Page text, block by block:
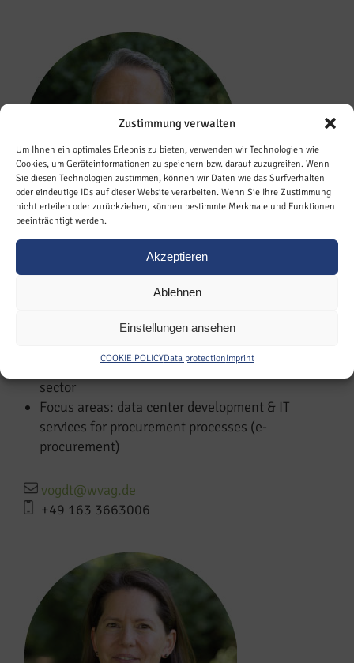
Zustimmung verwalten
Um Ihnen ein optimales Erlebnis zu bieten, verwenden wir Technologien wie
Cookies, um Geräteinformationen zu speichern bzw. darauf zuzugreifen. Wenn
Sie diesen Technologien zustimmen, können wir Daten wie das Surfverhalten
oder eindeutige IDs auf dieser Website verarbeiten. Wenn Sie Ihre Zustimmung
nicht erteilen oder zurückziehen, können bestimmte Merkmale und Funktionen
beeinträchtigt werden.
Akzeptieren
Ablehnen
Einstellungen ansehen
COOKIE POLICYData protectionImprint
More than 20 years of experience in the energy
sector
Focus areas: data center development & IT
services for procurement processes (e-
procurement)
vogdt@wvag.de
+49 163 3663006